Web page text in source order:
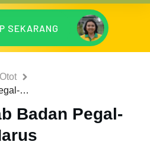
SEKARANG
Apa Penyebab Badan Pegal-Pegal yang Harus Diwaspadai?
Badan Pegal-